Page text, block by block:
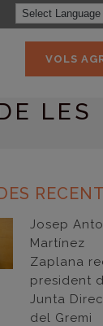
VOLS
LES
Josep
Martínez
Zaplana
president
Junta
del Gremi